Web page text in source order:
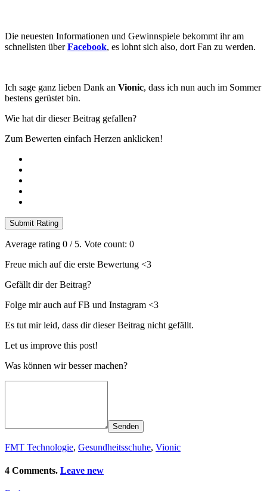
Die neuesten Informationen und Gewinnspiele bekommt ihr am
schnellsten überFacebook, es lohnt sich also, dort Fan zu werden.
Ich sage ganz lieben Dank an Vionic, dass ich nun auch im Sommer
bestens gerüstet bin.
Wie hat dir dieser Beitrag gefallen?
Zum Bewerten einfach Herzen anklicken!
Submit Rating
Average rating 0 / 5. Vote count: 0
Freue mich auf die erste Bewertung <3
Gefällt dir der Beitrag?
Folge mir auch auf FB und Instagram <3
Es tut mir leid, dass dir dieser Beitrag nicht gefällt.
Let us improve this post!
Was können wir besser machen?
Senden
FMT Technologie, Gesundheitsschuhe, Vionic
4 Comments. Leave new